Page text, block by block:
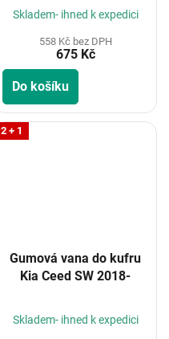
Skladem- ihned k expedici
558 Kč bez DPH
675 Kč
Do košíku
2 + 1
Gumová vana do kufru
Kia Ceed SW 2018-
Skladem- ihned k expedici